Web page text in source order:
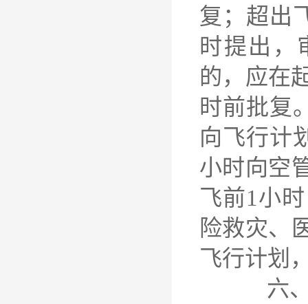
复；超出
时提出，
的，应在
时前批复
向飞行计
小时向空
飞前1小
险救灾、
飞行计划
六、强